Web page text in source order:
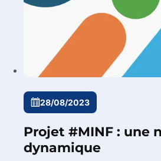
28/08/2023
Projet #MINF : une
dynamique